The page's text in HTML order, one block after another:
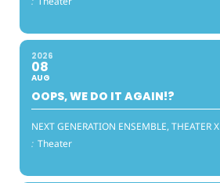
2026
08
AUG
OOPS, WE DO IT AGAIN!?
NEXT GENERATION ENSEMBLE, THEATER X
: Theater